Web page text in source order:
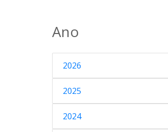
Ano
2026
2025
2024